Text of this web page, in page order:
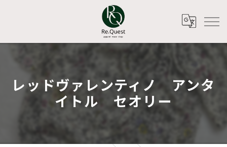
レッドヴァレンティノ アンタ
イトル セオリー